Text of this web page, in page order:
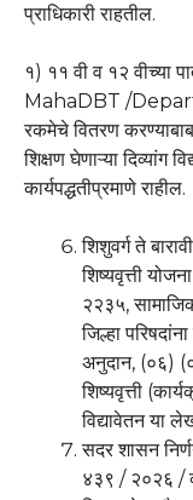
प्राधिकारी राहतील.
१) ११ वी व १२ वीच्या
MahaDBT /
रकमेचे वितरण
शिक्षण घेणाऱ्या दिव्यांग
कार्यपद्धतीप्रमाणे राहील.
शिशुवर्ग ते
शिष्यवृत्ती
२२३५,
जिल्हा
अनुदान, (०६)
शिष्यवृत्ती
विद्यावेतन या
सदर शासन
४३९ / २०२६ /